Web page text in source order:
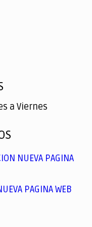
a Viernes
NUEVA PAGINA
PAGINA WEB